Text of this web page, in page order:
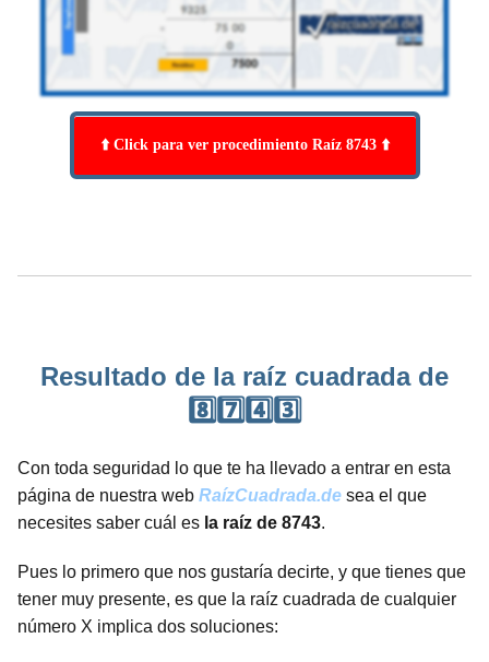
⬆️ Click para ver procedimiento Raíz 8743 ⬆️
Resultado de la raíz cuadrada de
8️⃣7️⃣4️⃣3️⃣
Con toda seguridad lo que te ha llevado a entrar en esta
página de nuestra web RaízCuadrada.de sea el que
necesites saber cuál es la raíz de 8743.
Pues lo primero que nos gustaría decirte, y que tienes que
tener muy presente, es que la raíz cuadrada de cualquier
número X implica dos soluciones: